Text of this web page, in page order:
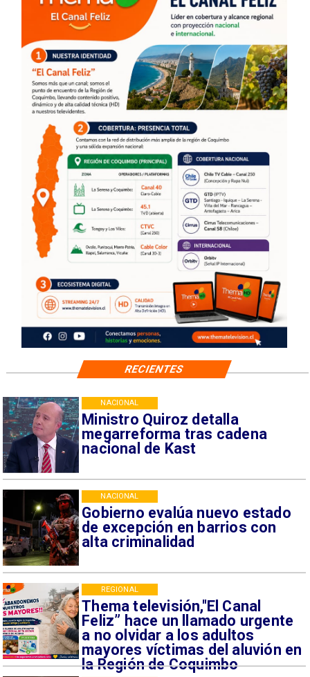
Ministro Quiroz detalla
megarreforma tras cadena
nacional de Kast
NACIONAL
Gobierno evalúa nuevo estado
de excepción en barrios con
alta criminalidad
NACIONAL
Thema televisión,"El Canal
Feliz” hace un llamado urgente
a no olvidar a los adultos
mayores víctimas del aluvión en
la Región de Coquimbo
REGIONAL
RECIENTES